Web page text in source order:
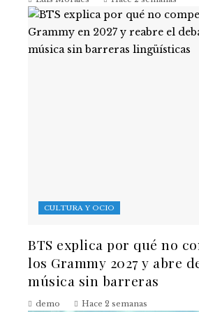
CULTURA Y OCIO
BTS explica por qué no
los Grammy 2027 y abre
música sin barreras
demo Hace 2 semanas